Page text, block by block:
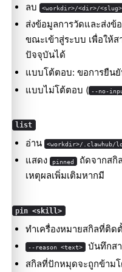
ลบ <workdir>/<dir>/<slug>
ส่งข้อมูลการวัดและส่ง
ขณะเข้าสู่ระบบ เพื่อให้
ปัจจุบันได้
แบบโต้ตอบ: ขอการยืน
แบบไม่โต้ตอบ ( --no-
list
อ่าน <workdir>/.clawhub/
แสดง
pinned ถัดจากสกิ
เหตุผลเพิ่มเติมหากมี
pin <skill>
ทำเครื่องหมายสกิลที่ติด
--reason <text>
บันทึกส
สกิลที่ปักหมุดจะถูกข้าม